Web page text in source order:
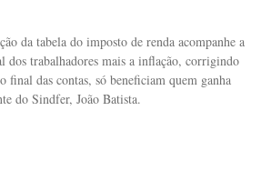
da tabela do imposto de renda acompanhe a
dos trabalhadores mais a inflação, corrigindo
final das contas, só beneficiam quem ganha
do Sindfer, João Batista.